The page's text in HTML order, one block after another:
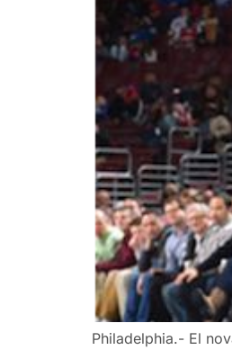
Philadelphia.- El